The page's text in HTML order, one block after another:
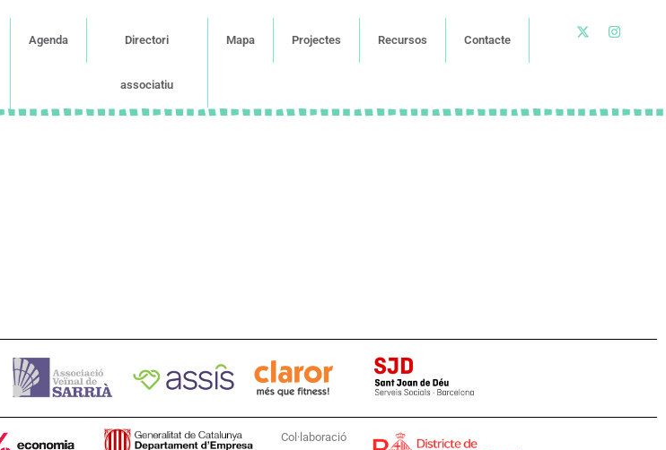
Agenda Directori
associatiu
Mapa Projectes Recursos Contacte
Col·laboració